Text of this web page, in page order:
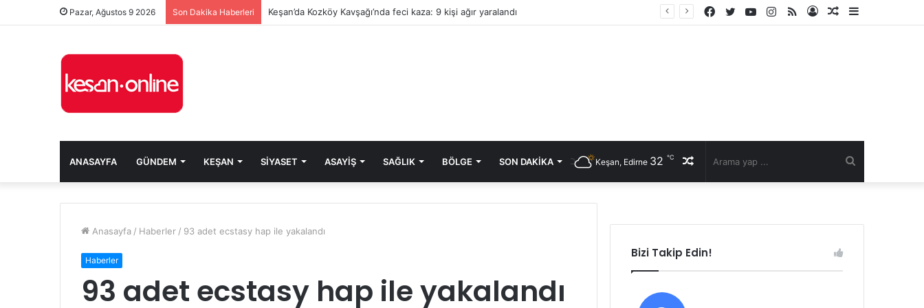
Pazar, Ağustos 9 2026 Son Dakika Haberleri Keşan’da Kozköy Kavşağı’nda feci kaza: 9 kişi ağır yaralandı
Kenar
Rastgele
Kayıt
RSS
Instagram
YouTube
Twitter
Facebook
ANASAYFA GÜNDEM KEŞAN SIYASET ASAYIŞ SAĞLIK BÖLGE SON DAKIKA Rastgele
Keşan, Edirne 32 ℃
Anasayfa / Haberler / 93 adet ecstasy hap ile yakalandı
Haberler
93 adet ecstasy hap ile yakalandı
Bizi Takip Edin!